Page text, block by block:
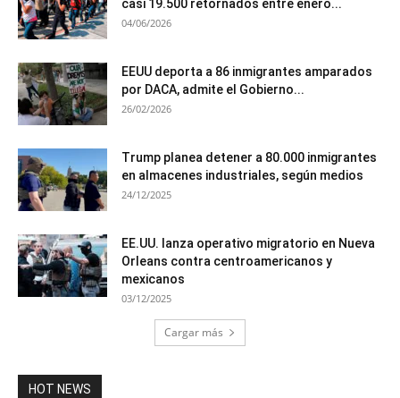
casi 19.500 retornados entre enero...
04/06/2026
EEUU deporta a 86 inmigrantes amparados
por DACA, admite el Gobierno...
26/02/2026
Trump planea detener a 80.000 inmigrantes
en almacenes industriales, según medios
24/12/2025
EE.UU. lanza operativo migratorio en Nueva
Orleans contra centroamericanos y
mexicanos
03/12/2025
Cargar más
HOT NEWS